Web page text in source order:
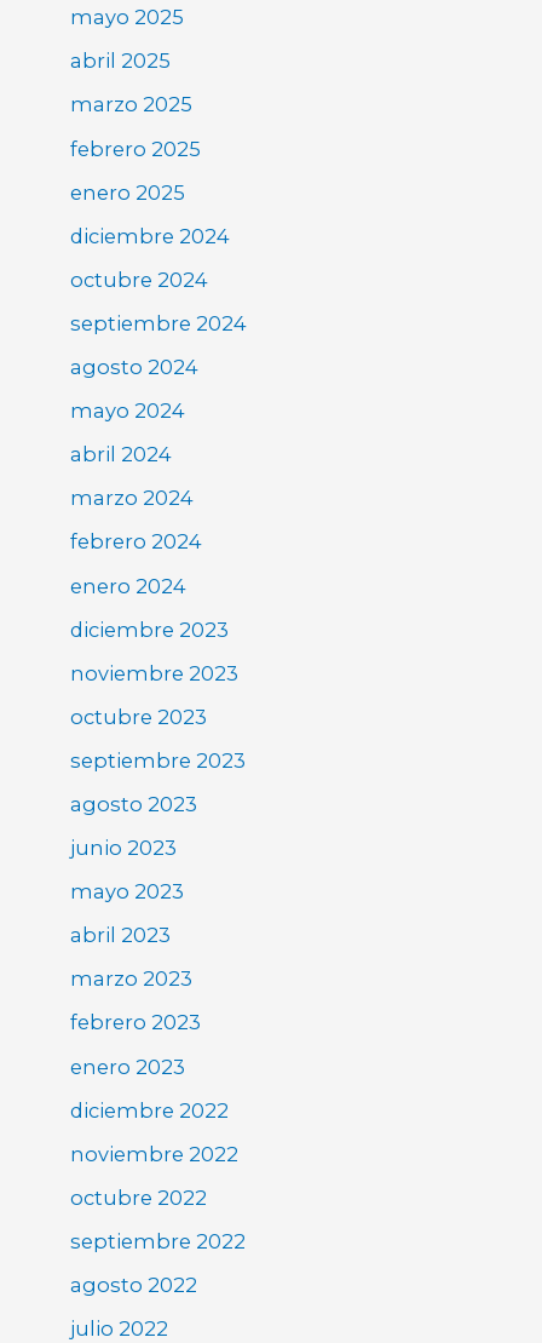
mayo 2025
abril 2025
marzo 2025
febrero 2025
enero 2025
diciembre 2024
octubre 2024
septiembre 2024
agosto 2024
mayo 2024
abril 2024
marzo 2024
febrero 2024
enero 2024
diciembre 2023
noviembre 2023
octubre 2023
septiembre 2023
agosto 2023
junio 2023
mayo 2023
abril 2023
marzo 2023
febrero 2023
enero 2023
diciembre 2022
noviembre 2022
octubre 2022
septiembre 2022
agosto 2022
julio 2022